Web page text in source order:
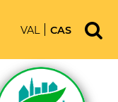
VAL CAS